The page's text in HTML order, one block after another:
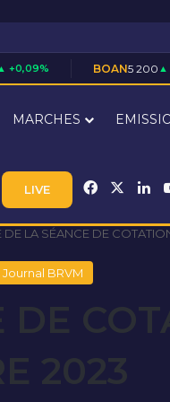
BOAN5 200 ▲ +2,46%
MARCHES
LIVE Facebook
DE LA SÉANCE DE
Journal BRVM